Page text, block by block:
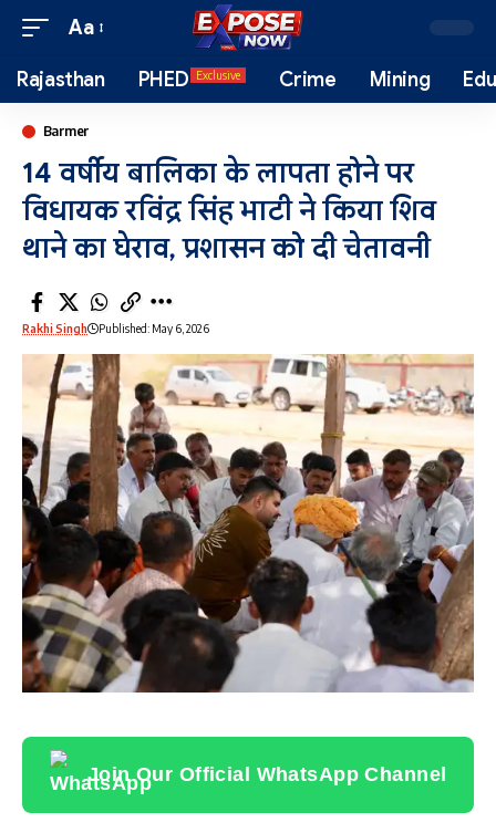
Aa
Rajasthan PHED Exclusive Crime Mining
Barmer
14 वर्षीय बालिका के लापता होने पर
विधायक रविंद्र सिंह भाटी ने किया शिव
थाने का घेराव, प्रशासन को दी चेतावनी
Rakhi Singh Published: May 6, 2026
Join Our Official WhatsApp Channel